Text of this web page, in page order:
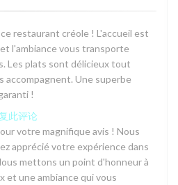
restaurant créole ! L'accueil est
l'ambiance vous transporte
Les plats sont délicieux tout
accompagnent. Une superbe
!
此评论
votre magnifique avis ! Nous
apprécié votre expérience dans
mettons un point d'honneur à
et une ambiance qui vous